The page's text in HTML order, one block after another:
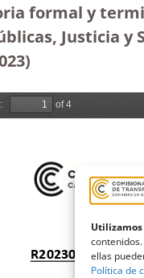
Utilizamos
ellas
Política de
formal y
Justicia
)